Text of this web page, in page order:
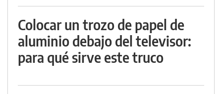
Colocar un trozo de papel de
aluminio debajo del televisor:
para qué sirve este truco